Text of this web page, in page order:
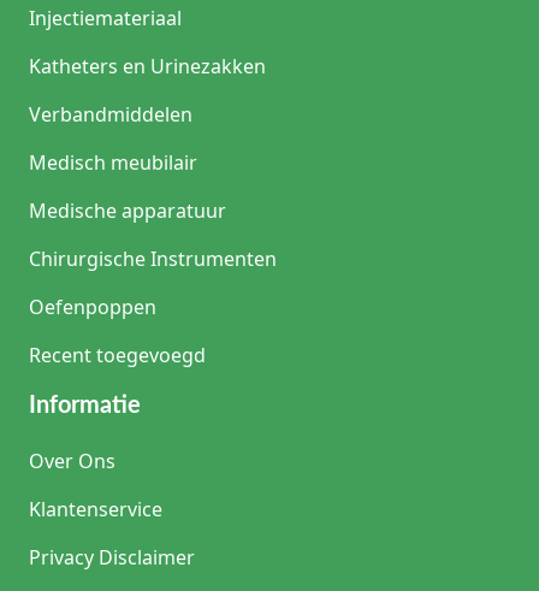
Injectiemateriaal
Katheters en Urinezakken
Verbandmiddelen
Medisch meubilair
Medische apparatuur
Chirurgische Instrumenten
Oefenpoppen
Recent toegevoegd
Informatie
Over Ons
Klantenservice
Privacy Disclaimer